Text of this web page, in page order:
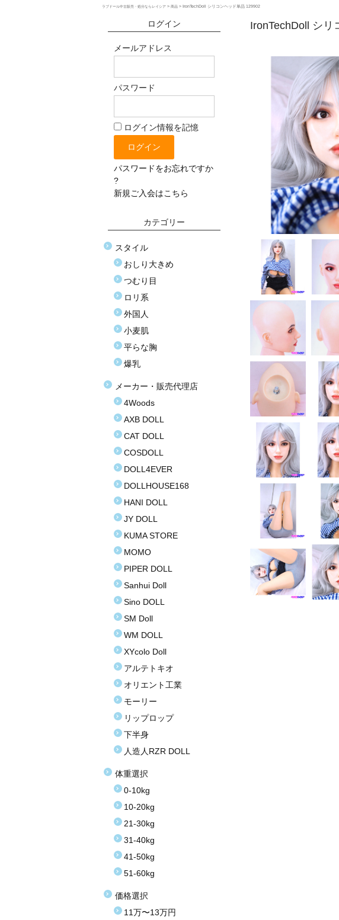
ラブドール中古販売・処分ならレイシア > 商品 > IronTechDoll シリコンヘッド単品 129902
IronTechDoll シリ
ログイン
メールアドレス
パスワード
ログイン情報を記憶
パスワードをお忘れですか
?
新規ご入会はこちら
カテゴリー
スタイル
おしり大きめ
つむり目
ロリ系
外国人
小麦肌
平らな胸
爆乳
メーカー・販売代理店
4Woods
AXB DOLL
CAT DOLL
COSDOLL
DOLL4EVER
DOLLHOUSE168
HANI DOLL
JY DOLL
KUMA STORE
MOMO
PIPER DOLL
Sanhui Doll
Sino DOLL
SM Doll
WM DOLL
XYcolo Doll
アルテトキオ
オリエント工業
モーリー
リップロップ
下半身
人造人RZR DOLL
体重選択
0-10kg
10-20kg
21-30kg
31-40kg
41-50kg
51-60kg
価格選択
11万〜13万円